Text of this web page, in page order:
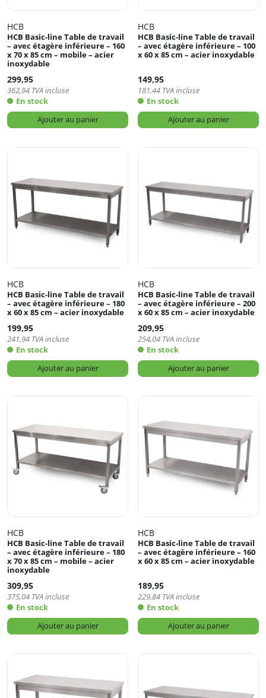
HCB
HCB Basic-line Table de travail
– avec étagère inférieure – 160
x 70 x 85 cm – mobile – acier
inoxydable
299,95
362,94 TVA incluse
En stock
Ajouter au panier
HCB
HCB Basic-line Table de travail
– avec étagère inférieure – 100
x 60 x 85 cm – acier inoxydable
149,95
181,44 TVA incluse
En stock
Ajouter au panier
HCB
HCB Basic-line Table de travail
– avec étagère inférieure – 180
x 60 x 85 cm – acier inoxydable
199,95
241,94 TVA incluse
En stock
Ajouter au panier
HCB
HCB Basic-line Table de travail
– avec étagère inférieure – 200
x 60 x 85 cm – acier inoxydable
209,95
254,04 TVA incluse
En stock
Ajouter au panier
HCB
HCB Basic-line Table de travail
– avec étagère inférieure – 180
x 70 x 85 cm – mobile – acier
inoxydable
309,95
375,04 TVA incluse
En stock
Ajouter au panier
HCB
HCB Basic-line Table de travail
– avec étagère inférieure – 160
x 60 x 85 cm – acier inoxydable
189,95
229,84 TVA incluse
En stock
Ajouter au panier